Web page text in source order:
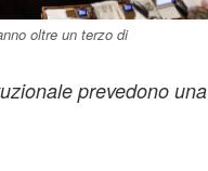
oltre un terzo di
prevedono una